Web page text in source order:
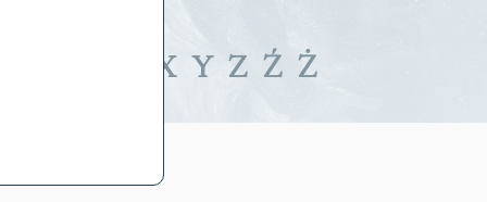
X Y Z Ź Ż